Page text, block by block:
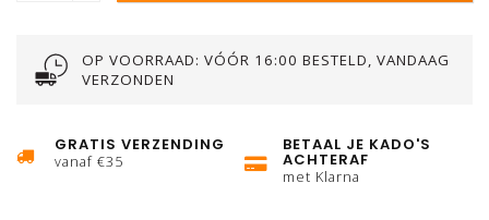
OP VOORRAAD: VÓÓR 16:00 BESTELD, VANDAAG
VERZONDEN
GRATIS VERZENDING
vanaf €35
BETAAL JE KADO'S
ACHTERAF
met Klarna